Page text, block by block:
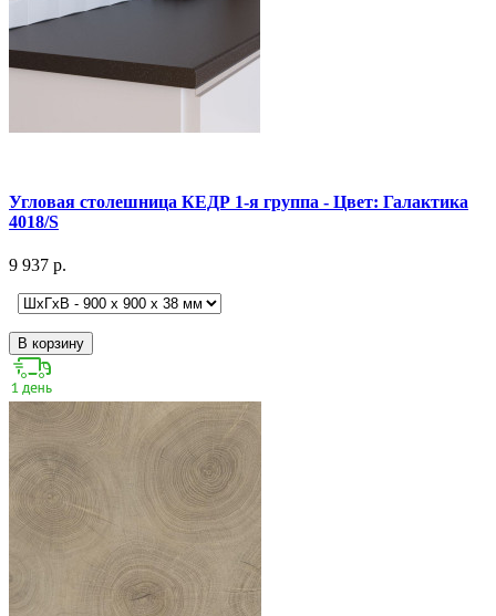
Угловая столешница КЕДР 1-я группа - Цвет: Галактика
4018/S
9 937 р.
В корзину